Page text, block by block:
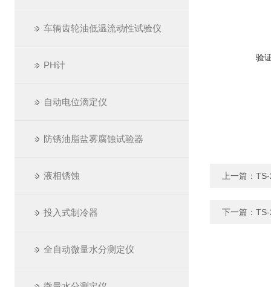
车辆齿轮油低温流动性试验仪
PH计
自动电位滴定仪
防锈油脂盐雾腐蚀试验器
液相锈蚀
投入式制冷器
全自动微量水分测定仪
验
上一篇：
下一篇：